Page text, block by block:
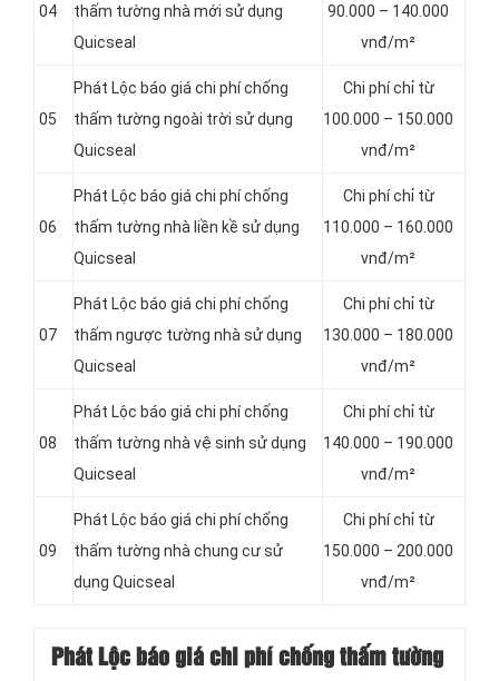
04
thấm tường nhà mới sử dụng
Quicseal
90.000 – 140.000
vnđ/m²
05
Phát Lộc báo giá chi phí chống
thấm tường ngoài trời sử dụng
Quicseal
Chi phí chỉ từ
100.000 – 150.000
vnđ/m²
06
Phát Lộc báo giá chi phí chống
thấm tường nhà liền kề sử dụng
Quicseal
Chi phí chỉ từ
110.000 – 160.000
vnđ/m²
07
Phát Lộc báo giá chi phí chống
thấm ngược tường nhà sử dụng
Quicseal
Chi phí chỉ từ
130.000 – 180.000
vnđ/m²
08
Phát Lộc báo giá chi phí chống
thấm tường nhà vệ sinh sử dụng
Quicseal
Chi phí chỉ từ
140.000 – 190.000
vnđ/m²
09
Phát Lộc báo giá chi phí chống
thấm tường nhà chung cư sử
dụng Quicseal
Chi phí chỉ từ
150.000 – 200.000
vnđ/m²
Phát Lộc báo giá chi phí chống thấmtường